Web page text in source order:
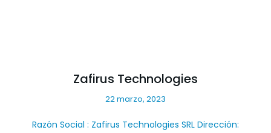
Zafirus Technologies
22 marzo, 2023
Razón Social : Zafirus Technologies SRL Dirección: